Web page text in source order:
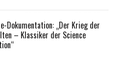
Dokumentation: „Der Krieg der
– Klassiker der Science